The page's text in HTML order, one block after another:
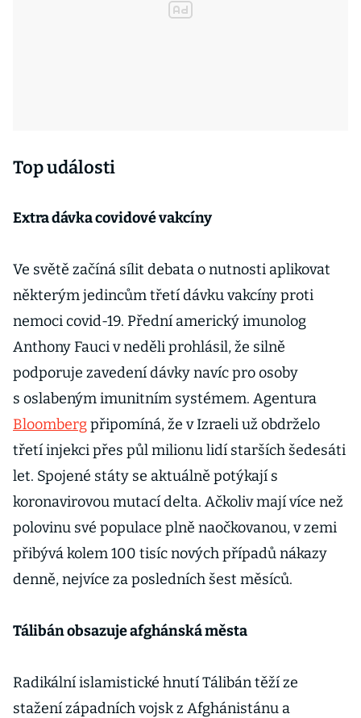
Top události
Extra dávka covidové vakcíny
Ve světě začíná sílit debata o nutnosti aplikovat
některým jedincům třetí dávku vakcíny proti
nemoci covid-19. Přední americký imunolog
Anthony Fauci v neděli prohlásil, že silně
podporuje zavedení dávky navíc pro osoby
s oslabeným imunitním systémem. Agentura
Bloombergpřipomíná, že v Izraeli už obdrželo
třetí injekci přes půl milionu lidí starších šedesáti
let. Spojené státy se aktuálně potýkají s
koronavirovou mutací delta. Ačkoliv mají více než
polovinu své populace plně naočkovanou, v zemi
přibývá kolem 100 tisíc nových případů nákazy
denně, nejvíce za posledních šest měsíců.
Tálibán obsazuje afghánská města
Radikální islamistické hnutí Tálibán těží ze
stažení západních vojsk z Afghánistánu a